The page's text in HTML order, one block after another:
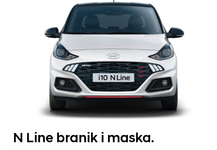
N Line branik i maska.